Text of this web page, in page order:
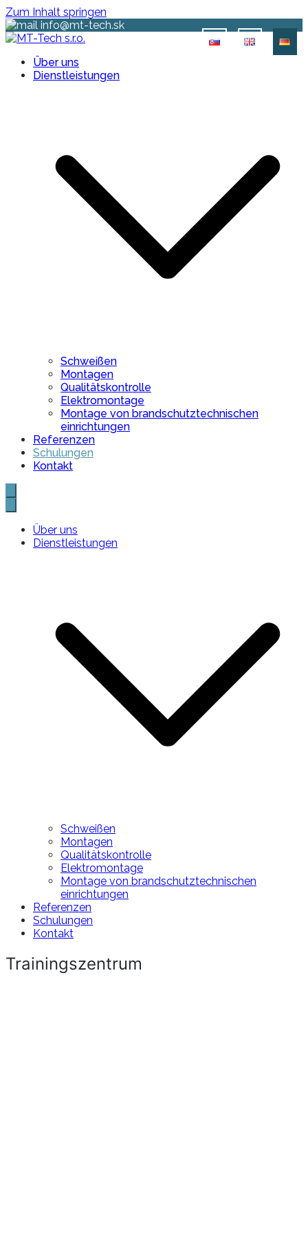
Zum Inhalt springen
info@mt-tech.sk
MT-Tech s.r.o.
Über uns
Dienstleistungen
Schweißen
Montagen
Qualitätskontrolle
Elektromontage
Montage von brandschutztechnischen
einrichtungen
Referenzen
Schulungen
Kontakt
Über uns
Dienstleistungen
Schweißen
Montagen
Qualitätskontrolle
Elektromontage
Montage von brandschutztechnischen
einrichtungen
Referenzen
Schulungen
Kontakt
Trainingszentrum